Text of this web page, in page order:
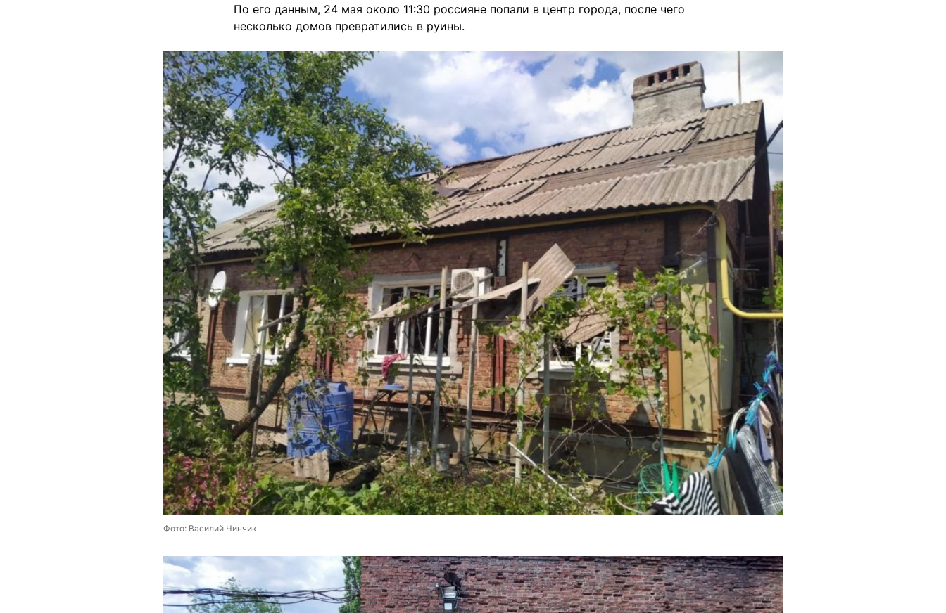
По его данным, 24 мая около 11:30 россияне попали в центр города, после чего
несколько домов превратились в руины.
Фото: Василий Чинчик